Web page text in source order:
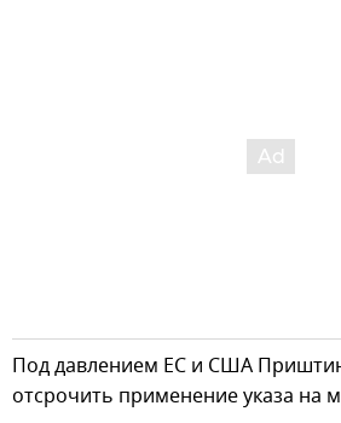
Под давлением ЕС и США
отсрочить применение указа на